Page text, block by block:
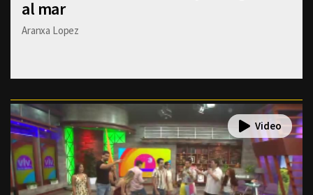
al mar
Aranxa Lopez